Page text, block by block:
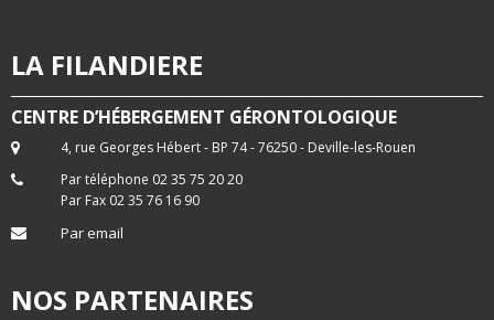
LA FILANDIERE
CENTRE D’HÉBERGEMENT GÉRONTOLOGIQUE
4, rue Georges Hébert - BP 74 - 76250 - Deville-les-Rouen
Par téléphone 02 35 75 20 20
Par Fax 02 35 76 16 90
Par email
NOS PARTENAIRES